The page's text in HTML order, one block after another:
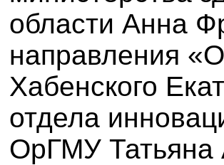
области Анна
направления
Хабенского
отдела
ОрГМУ Татьяна